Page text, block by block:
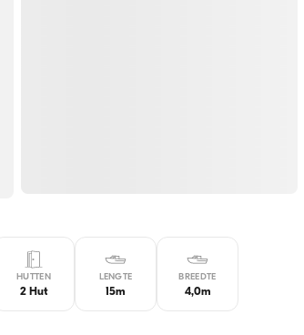
HUTTEN
2 Hut
LENGTE
15m
BREEDTE
4,0m